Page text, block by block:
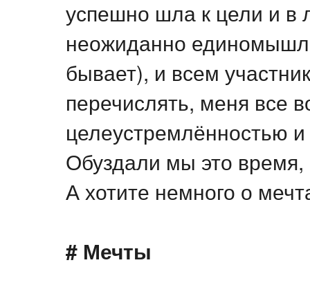
успешно шла к цели и в
неожиданно
бывает), и всем
перечислять, меня все
целеустремлённостью
Обуздали мы это время,
А хотите немного о
# Мечты